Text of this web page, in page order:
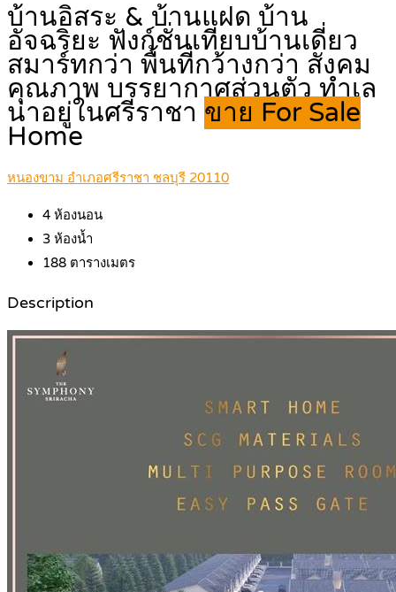
บ้านอิสระ & บ้านแฝด บ้าน
อัจฉริยะ ฟังก์ชั่นเทียบบ้านเดี่ยว
สมาร์ทกว่า พื้นที่กว้างกว่า สังคม
คุณภาพ บรรยากาศส่วนตัว ทำเล
น่าอยู่ในศรีราชา ขาย For Sale
Home
หนองขาม อำเภอศรีราชา ชลบุรี 20110
4 ห้องนอน
3 ห้องน้ำ
188 ตารางเมตร
Description